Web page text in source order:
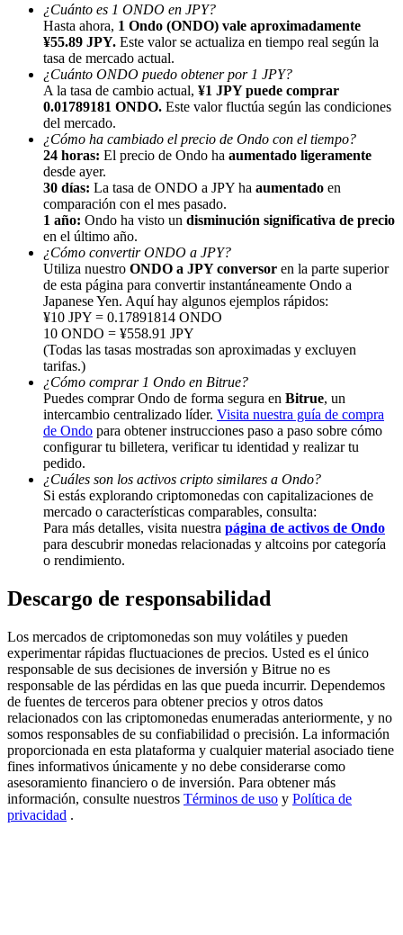
Referencia
Invita a un amigo para recibir recompensas en efectivo
BTC Welcome Rewards
BTC Welcome Rewards
Deposit & Trade BTC to Share 25000 USDT prize pool!
Deposit CASHCAT & Win
Share 500000 CASHCAT prize pool
Exclusive for BitMart Users
Precious Metals Trading Carnival
Trade Gold & Silver · 33,333 USDT Bonus
USDT New User Exclusive 10% APR
¿Cuánto es 1 ONDO en JPY?
Hasta ahora, 1 Ondo (ONDO) vale aproximadamente
¥55.89 JPY. Este valor se actualiza en tiempo real según la
tasa de mercado actual.
¿Cuánto ONDO puedo obtener por 1 JPY?
A la tasa de cambio actual, ¥1 JPY puede comprar
0.01789181 ONDO. Este valor fluctúa según las condiciones
del mercado.
¿Cómo ha cambiado el precio de Ondo con el tiempo?
24 horas: El precio de Ondo ha aumentado ligeramente
desde ayer.
30 días: La tasa de ONDO a JPY ha aumentado en
comparación con el mes pasado.
1 año: Ondo ha visto un disminución significativa de precio
en el último año.
¿Cómo convertir ONDO a JPY?
Utiliza nuestro ONDO a JPY conversor en la parte superior
de esta página para convertir instantáneamente Ondo a
Japanese Yen. Aquí hay algunos ejemplos rápidos:
¥10 JPY = 0.17891814 ONDO
10 ONDO = ¥558.91 JPY
(Todas las tasas mostradas son aproximadas y excluyen
tarifas.)
¿Cómo comprar 1 Ondo en Bitrue?
Puedes comprar Ondo de forma segura en Bitrue, un
intercambio centralizado líder. Visita nuestra guía de compra
de Ondo para obtener instrucciones paso a paso sobre cómo
configurar tu billetera, verificar tu identidad y realizar tu
pedido.
¿Cuáles son los activos cripto similares a Ondo?
Si estás explorando criptomonedas con capitalizaciones de
mercado o características comparables, consulta:
Para más detalles, visita nuestra página de activos de Ondo
para descubrir monedas relacionadas y altcoins por categoría
o rendimiento.
Descargo de responsabilidad
Los mercados de criptomonedas son muy volátiles y pueden
experimentar rápidas fluctuaciones de precios. Usted es el único
responsable de sus decisiones de inversión y Bitrue no es
responsable de las pérdidas en las que pueda incurrir. Dependemos
de fuentes de terceros para obtener precios y otros datos
relacionados con las criptomonedas enumeradas anteriormente, y no
somos responsables de su confiabilidad o precisión. La información
proporcionada en esta plataforma y cualquier material asociado tiene
fines informativos únicamente y no debe considerarse como
asesoramiento financiero o de inversión. Para obtener más
información, consulte nuestros Términos de uso y Política de
privacidad .